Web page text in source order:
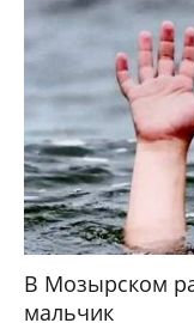
В Мозырском
мальчик